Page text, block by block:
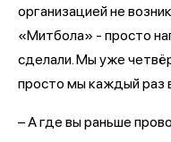
организацией не
«Митбола» - просто
сделали. Мы уже
просто мы каждый раз
– А где вы раньше